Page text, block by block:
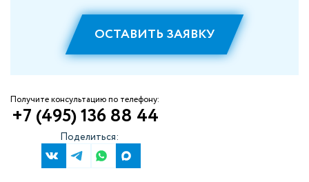
ОСТАВИТЬ ЗАЯВКУ
Получите консультацию по телефону:
+7 (495) 136 88 44
Поделиться: